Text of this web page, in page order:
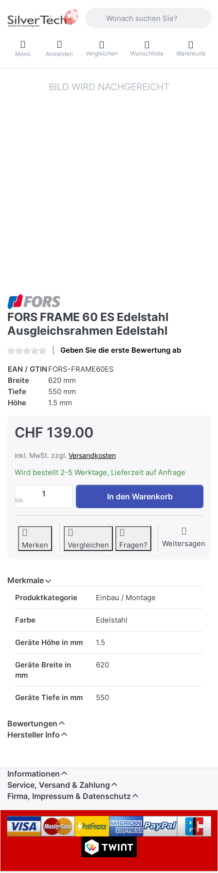
Menü Anmelden Vergleichen Wunschliste Warenkorb
FORS FRAME 60 ES Edelstahl
Ausgleichsrahmen Edelstahl
Geben Sie die erste Bewertung ab
EAN / GTIN FORS-FRAME60ES
Breite
620 mm
Tiefe
550 mm
Höhe
1.5 mm
CHF 139.00
inkl. MwSt. zzgl. Versandkosten
Wird bestellt 2-5 Werktage, Lieferzeit auf Anfrage
Stk.
FORS FRAME 60 ES Edelstahl
In den Warenkorb
Merken Vergleichen Fragen? Weitersagen
Merkmale
Produktkategorie Einbau / Montage
Farbe Edelstahl
Geräte Höhe in mm 1.5
Geräte Breite in
mm
620
Geräte Tiefe in mm 550
Bewertungen
Hersteller Info
Informationen
Service, Versand & Zahlung
Firma, Impressum & Datenschutz